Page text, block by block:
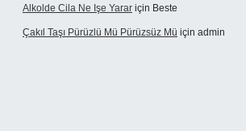
Alkolde Cila Ne Işe Yarar için Beste
Çakıl Taşı Pürüzlü Mü Pürüzsüz Mü için admin